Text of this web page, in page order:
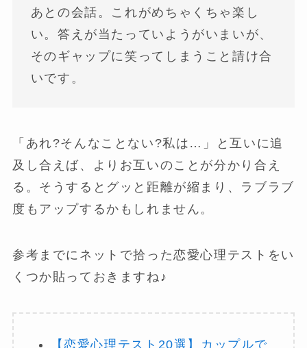
あとの会話。これがめちゃくちゃ楽し
い。答えが当たっていようがいまいが、
そのギャップに笑ってしまうこと請け合
いです。
「あれ?そんなことない?私は…」と互いに追
及し合えば、よりお互いのことが分かり合え
る。そうするとグッと距離が縮まり、ラブラブ
度もアップするかもしれません。
参考までにネットで拾った恋愛心理テストをい
くつか貼っておきますね♪
【恋愛心理テスト20選】カップルで